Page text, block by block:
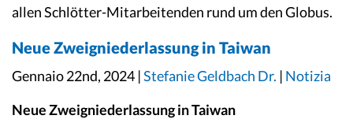
allen Schlötter-Mitarbeitenden rund um den Globus.
Neue Zweigniederlassung in Taiwan
Gennaio 22nd, 2024 |Stefanie Geldbach Dr. | Notizia
Neue Zweigniederlassung in Taiwan